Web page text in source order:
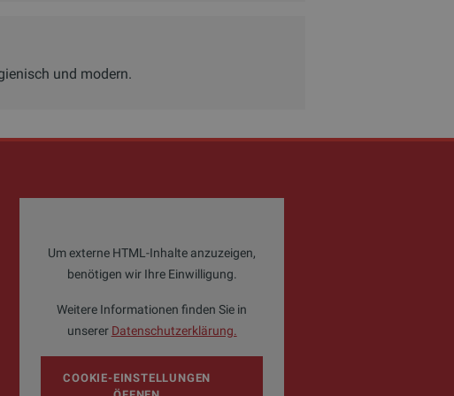
und modern.
Um externe HTML-Inhalte anzuzeigen,
benötigen wir Ihre Einwilligung.
Weitere Informationen finden Sie in
unserer Datenschutzerklärung.
COOKIE-EINSTELLUNGEN